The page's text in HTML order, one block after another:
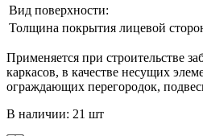
Вид поверхности:
Толщина покрытия лицевой
Применяется при строительстве
каркасов, в качестве несущих
ограждающих перегородок,
В наличии: 21 шт